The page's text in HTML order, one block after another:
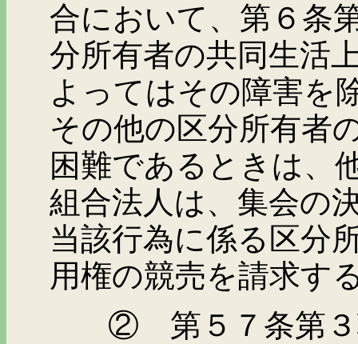
合において、第６条
分所有者の共同生活
よってはその障害を
その他の区分所有者
困難であるときは、
組合法人は、集会の
当該行為に係る区分
用権の競売を請求す
② 第５７条第３項